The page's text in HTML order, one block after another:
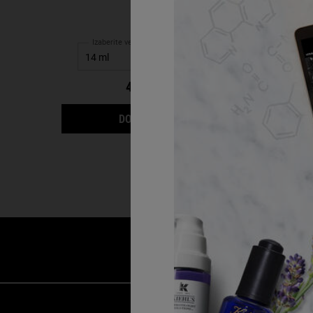
Izaberite veličinu
4 800,00 RSD
DODAJTE U KORPU CREAMY EYE